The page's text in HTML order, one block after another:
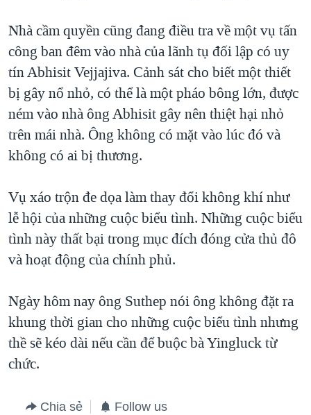
Nhà cầm quyền cũng đang điều tra về một vụ tấn
công ban đêm vào nhà của lãnh tụ đối lập có uy
tín Abhisit Vejjajiva. Cảnh sát cho biết một thiết
bị gây nổ nhỏ, có thể là một pháo bông lớn, được
ném vào nhà ông Abhisit gây nên thiệt hại nhỏ
trên mái nhà. Ông không có mặt vào lúc đó và
không có ai bị thương.
Vụ xáo trộn đe dọa làm thay đổi không khí như
lễ hội của những cuộc biểu tình. Những cuộc biểu
tình này thất bại trong mục đích đóng cửa thủ đô
và hoạt động của chính phủ.
Ngày hôm nay ông Suthep nói ông không đặt ra
khung thời gian cho những cuộc biểu tình nhưng
thề sẽ kéo dài nếu cần để buộc bà Yingluck từ
chức.
Chia sẻ Follow us